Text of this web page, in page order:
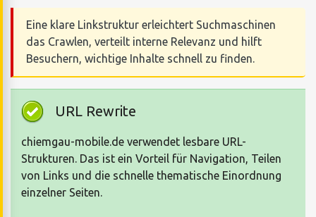
Eine klare Linkstruktur erleichtert Suchmaschinen
das Crawlen, verteilt interne Relevanz und hilft
Besuchern, wichtige Inhalte schnell zu finden.
URL Rewrite
chiemgau-mobile.de verwendet lesbare URL-
Strukturen. Das ist ein Vorteil für Navigation, Teilen
von Links und die schnelle thematische Einordnung
einzelner Seiten.